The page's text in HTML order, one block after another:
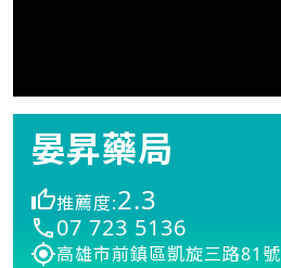
晏昇藥局
推薦度:2.3
07 723 5136
高雄市前鎮區凱旋三路81號